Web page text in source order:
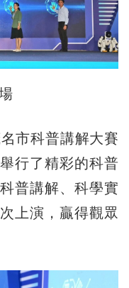
市科普講解大賽
行了精彩的科普
普講解、科學實
上演，贏得觀眾